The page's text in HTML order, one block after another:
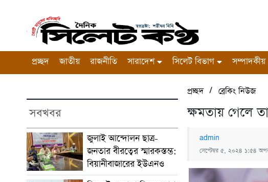
প্রচ্ছদ জাতীয় রাজনীতি সারাদেশ সিলেট বিভাগ সম্পাদকীয়
সবখবর
জুলাই আন্দোলন ছাত্র-
জনতার বীরত্বের স্মারকস্তম্ভ:
বিয়ানীবাজারের ইউএনও
প্রচ্ছদ/ব্রেকিং নিউজ
ক্ষমতায় গেলে
admin
সেপ্টেম্বর ৫, ২০২৪ ১:৫৪